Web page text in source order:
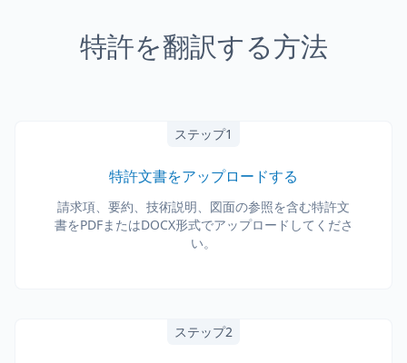
特許を翻訳する方法
ステップ1
特許文書をアップロードする
請求項、要約、技術説明、図面の参照を含む特許文
書をPDFまたはDOCX形式でアップロードしてくださ
い。
ステップ2